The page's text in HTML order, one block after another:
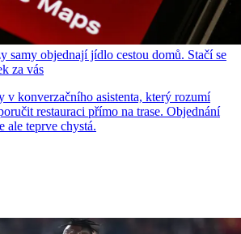
samy objednají jídlo cestou domů. Stačí se
za vás
v konverzačního asistenta, který rozumí
restauraci přímo na trase. Objednání
ale teprve chystá.